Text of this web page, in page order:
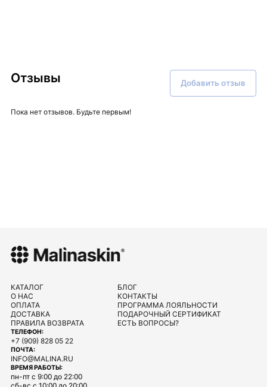
Отзывы Добавить отзыв
Пока нет отзывов. Будьте первым!
ТЕЛЕФОН:
+7 (909) 828 05 22
ПОЧТА:
INFO@MALINA.RU
ВРЕМЯ РАБОТЫ:
пн-пт с 9:00 до 22:00
КАТАЛОГ
О НАС
ОПЛАТА
ДОСТАВКА
ПРАВИЛА ВОЗВРАТА
БЛОГ
КОНТАКТЫ
ПРОГРАММА ЛОЯЛЬНОСТИ
ПОДАРОЧНЫЙ СЕРТИФИКАТ
ЕСТЬ ВОПРОСЫ?